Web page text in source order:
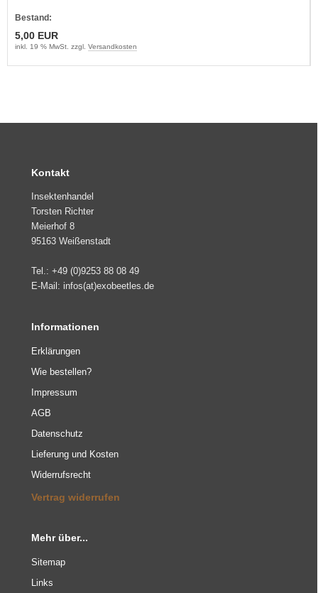
Bestand:
5,00 EUR
inkl. 19 % MwSt. zzgl. Versandkosten
Kontakt
Insektenhandel
Torsten Richter
Meierhof 8
95163 Weißenstadt
Tel.: +49 (0)9253 88 08 49
E-Mail: infos(at)exobeetles.de
Informationen
Erklärungen
Wie bestellen?
Impressum
AGB
Datenschutz
Lieferung und Kosten
Widerrufsrecht
Vertrag widerrufen
Mehr über...
Sitemap
Links